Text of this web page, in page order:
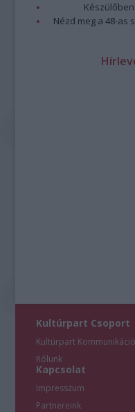
Nézd meg a 48-as
Kultúrpart Csoport
Kultúrpart Kommunikáció
Rólunk
Kapcsolat
Impresszum
Partnereink